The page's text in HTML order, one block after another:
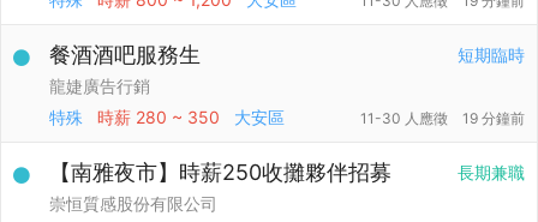
短期臨時
餐酒酒吧服務生
龍婕廣告行銷
特殊
時薪 280 ~ 350 大安區 11-30 人應徵 19 分鐘前
長期兼職
【南雅夜市】時薪250收攤夥伴招募
崇恒質感股份有限公司